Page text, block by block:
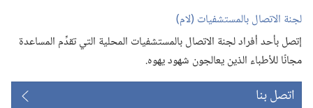
لجنة الاتصال بالمستشفيات (‏لام)‏
إتصل بأحد أفراد لجنة الاتصال بالمستشفيات المحلية التي تقدِّم المساعدة
مجانًا للأطباء الذين يعالجون شهود يهوه.‏
اتصل بنا